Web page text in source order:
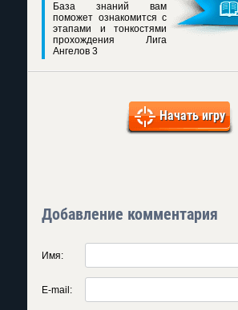
База знаний вам
поможет ознакомится с
этапами и тонкостями
прохождения Лига
Ангелов 3
Начать игру
Добавление комментария
Имя:
E-mail: